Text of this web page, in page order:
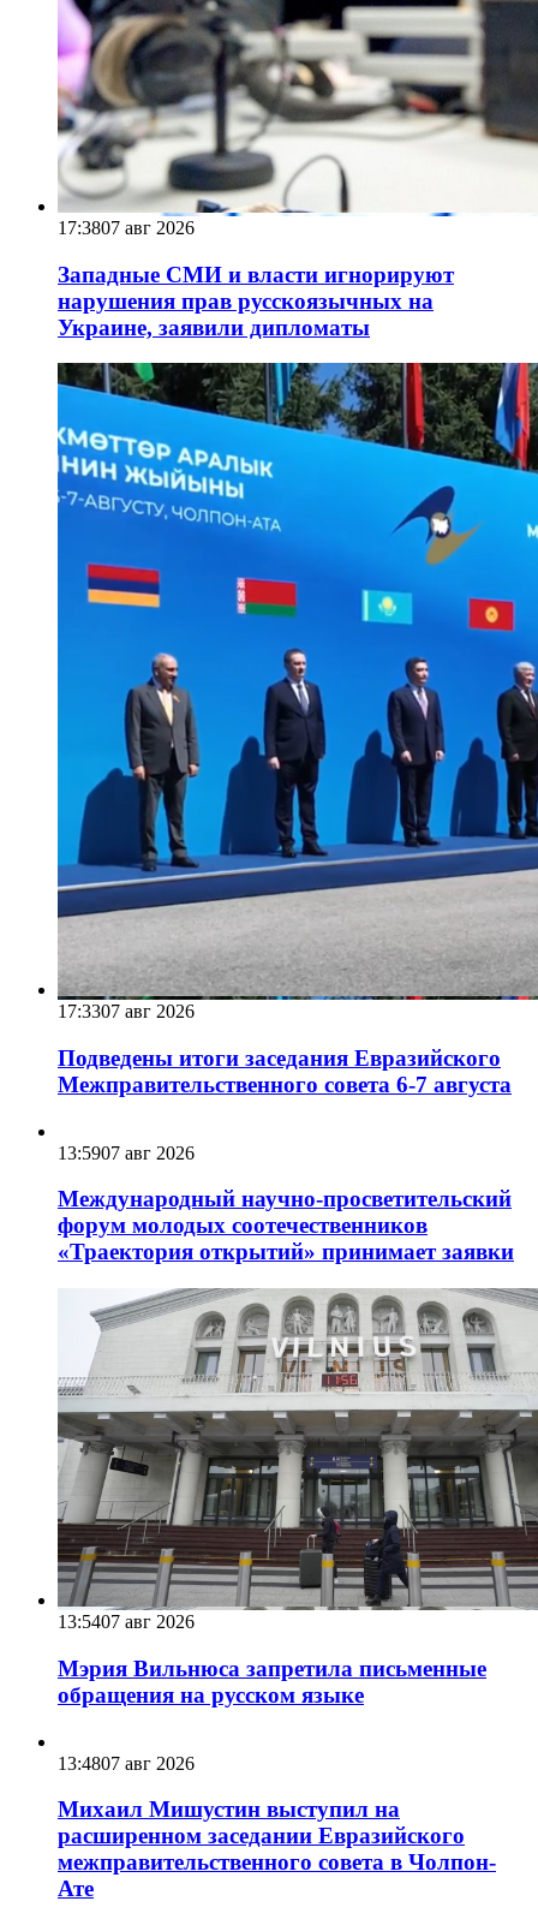
17:3807 авг 2026
Западные СМИ и власти игнорируют
нарушения прав русскоязычных на
Украине, заявили дипломаты
17:3307 авг 2026
Подведены итоги заседания Евразийского
Межправительственного совета 6-7 августа
13:5907 авг 2026
Международный научно-просветительский
форум молодых соотечественников
«Траектория открытий» принимает заявки
13:5407 авг 2026
Мэрия Вильнюса запретила письменные
обращения на русском языке
13:4807 авг 2026
Михаил Мишустин выступил на
расширенном заседании Евразийского
межправительственного совета в Чолпон-
Ате